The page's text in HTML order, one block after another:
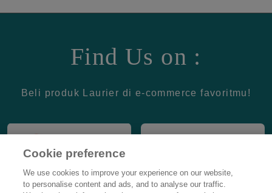
Find Us on :
Beli produk Laurier di e-commerce favoritmu!
Cookie preference
We use cookies to improve your experience on our website,
to personalise content and ads, and to analyse our traffic.